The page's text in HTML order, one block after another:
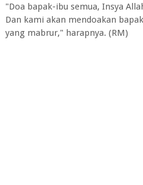
"Doa bapak-ibu semua, Insya
Dan kami akan mendoakan
yang mabrur," harapnya. (RM)